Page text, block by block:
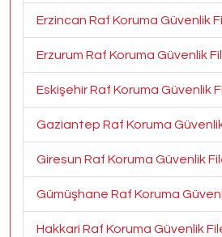
Erzincan Raf Koruma Güvenlik
Erzurum Raf Koruma Güvenlik
Eskişehir Raf Koruma Güvenlik
Gaziantep Raf Koruma
Giresun Raf Koruma Güvenlik
Gümüşhane Raf Koruma
Hakkari Raf Koruma Güvenlik